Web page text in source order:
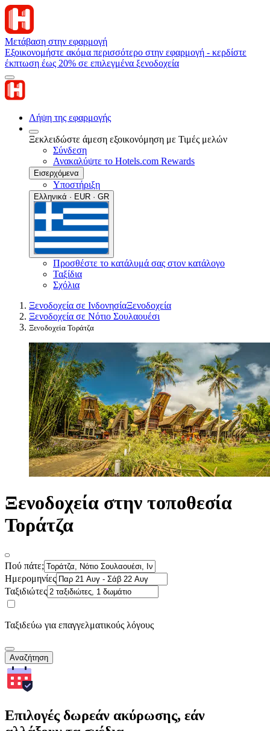
Μετάβαση στην εφαρμογή
Εξοικονομήστε ακόμα περισσότερο στην εφαρμογή - κερδίστε
έκπτωση έως 20% σε επιλεγμένα ξενοδοχεία
Λήψη της εφαρμογής
Ξεκλειδώστε άμεση εξοικονόμηση με Τιμές μελών
Σύνδεση
Ανακαλύψτε το Hotels.com Rewards
Εισερχόμενα
Υποστήριξη
Ελληνικά · EUR · GR
Προσθέστε το κατάλυμά σας στον κατάλογο
Ταξίδια
Σχόλια
Ξενοδοχεία σε ΙνδονησίαΞενοδοχεία
Ξενοδοχεία σε Νότιο Σουλαουέσι
Ξενοδοχεία Τοράτζα
Ξενοδοχεία στην τοποθεσία
Τοράτζα
Πού πάτε;
Ημερομηνίες
Ταξιδιώτες
Ταξιδεύω για επαγγελματικούς λόγους
Αναζήτηση
Επιλογές δωρεάν ακύρωσης, εάν